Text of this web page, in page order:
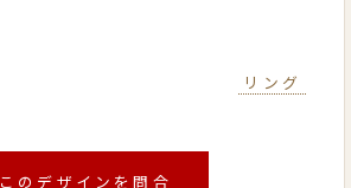
リング
このデザインを問合